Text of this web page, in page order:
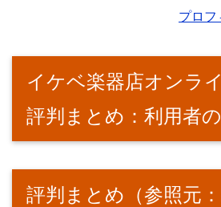
プロフ
イケベ楽器店オンラ
評判まとめ：利用者
評判まとめ（参照元